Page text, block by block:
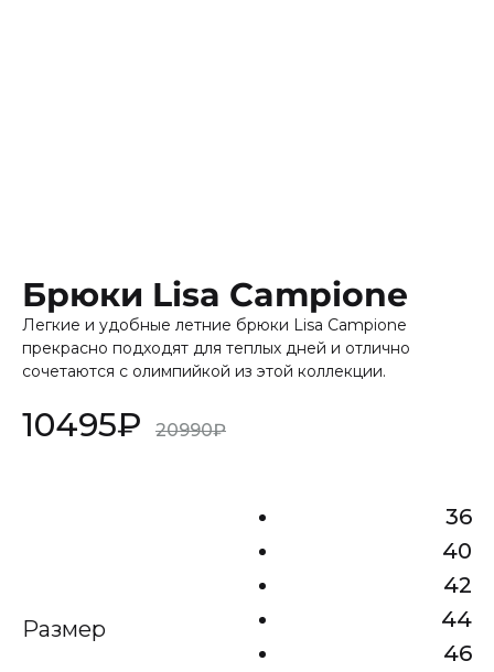
Брюки Lisa Campione
Легкие и удобные летние брюки Lisa Campione
прекрасно подходят для теплых дней и отлично
сочетаются с олимпийкой из этой коллекции.
10495₽ 20990₽
Размер
36
40
42
44
46